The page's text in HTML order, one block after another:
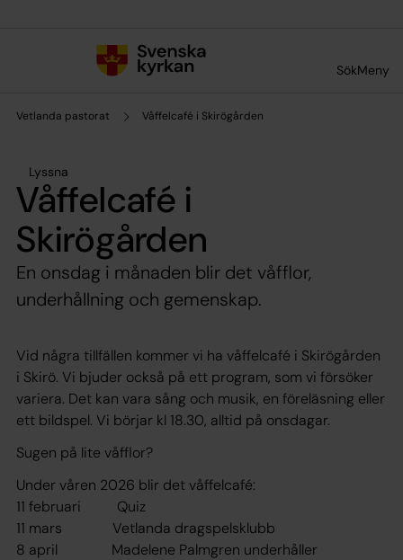
SökMeny
Vetlanda pastorat Våffelcafé i Skirögården
Lyssna
Våffelcafé i
Skirögården
En onsdag i månaden blir det våfflor,
underhållning och gemenskap.
Vid några tillfällen kommer vi ha våffelcafé i Skirögården
i Skirö. Vi bjuder också på ett program, som vi försöker
variera. Det kan vara sång och musik, en föreläsning eller
ett bildspel. Vi börjar kl 18.30, alltid på onsdagar.
Sugen på lite våfflor?
Under våren 2026 blir det våffelcafé:
11 februari Quiz
11 mars Vetlanda dragspelsklubb
8 april Madelene Palmgren underhåller